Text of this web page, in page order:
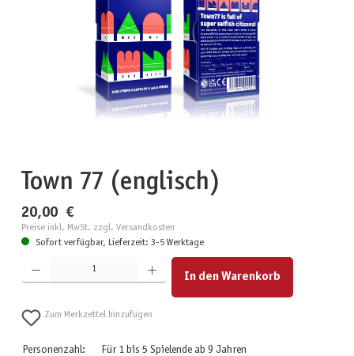
Town 77 (englisch)
20,00 €
Preise inkl. MwSt. zzgl. Versandkosten
Sofort verfügbar, Lieferzeit: 3-5 Werktage
Produkt Anzahl: Gib den gewünschten Wert ein oder benutze die Schaltflächen um die Anzahl zu
In den Warenkorb
Zum Merkzettel hinzufügen
Personenzahl:
Für 1 bis 5 Spielende ab 9 Jahren